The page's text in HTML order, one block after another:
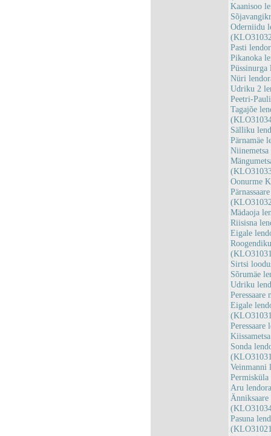
Kaanisoo
Oderniidu
Pasti
Pikanoka
Nüri
Udriku 2
Peetri-
Tagajõe
Sälliku
Pärnamäe
Oonurme
Mädaoja
Riisisna
Eigale
Sirtsi
Sõrumäe
Udriku
Eigale
Sonda
Veinmanni
Aru
Pasuna